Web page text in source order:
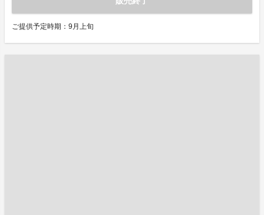
ご提供予定時期：9月上旬